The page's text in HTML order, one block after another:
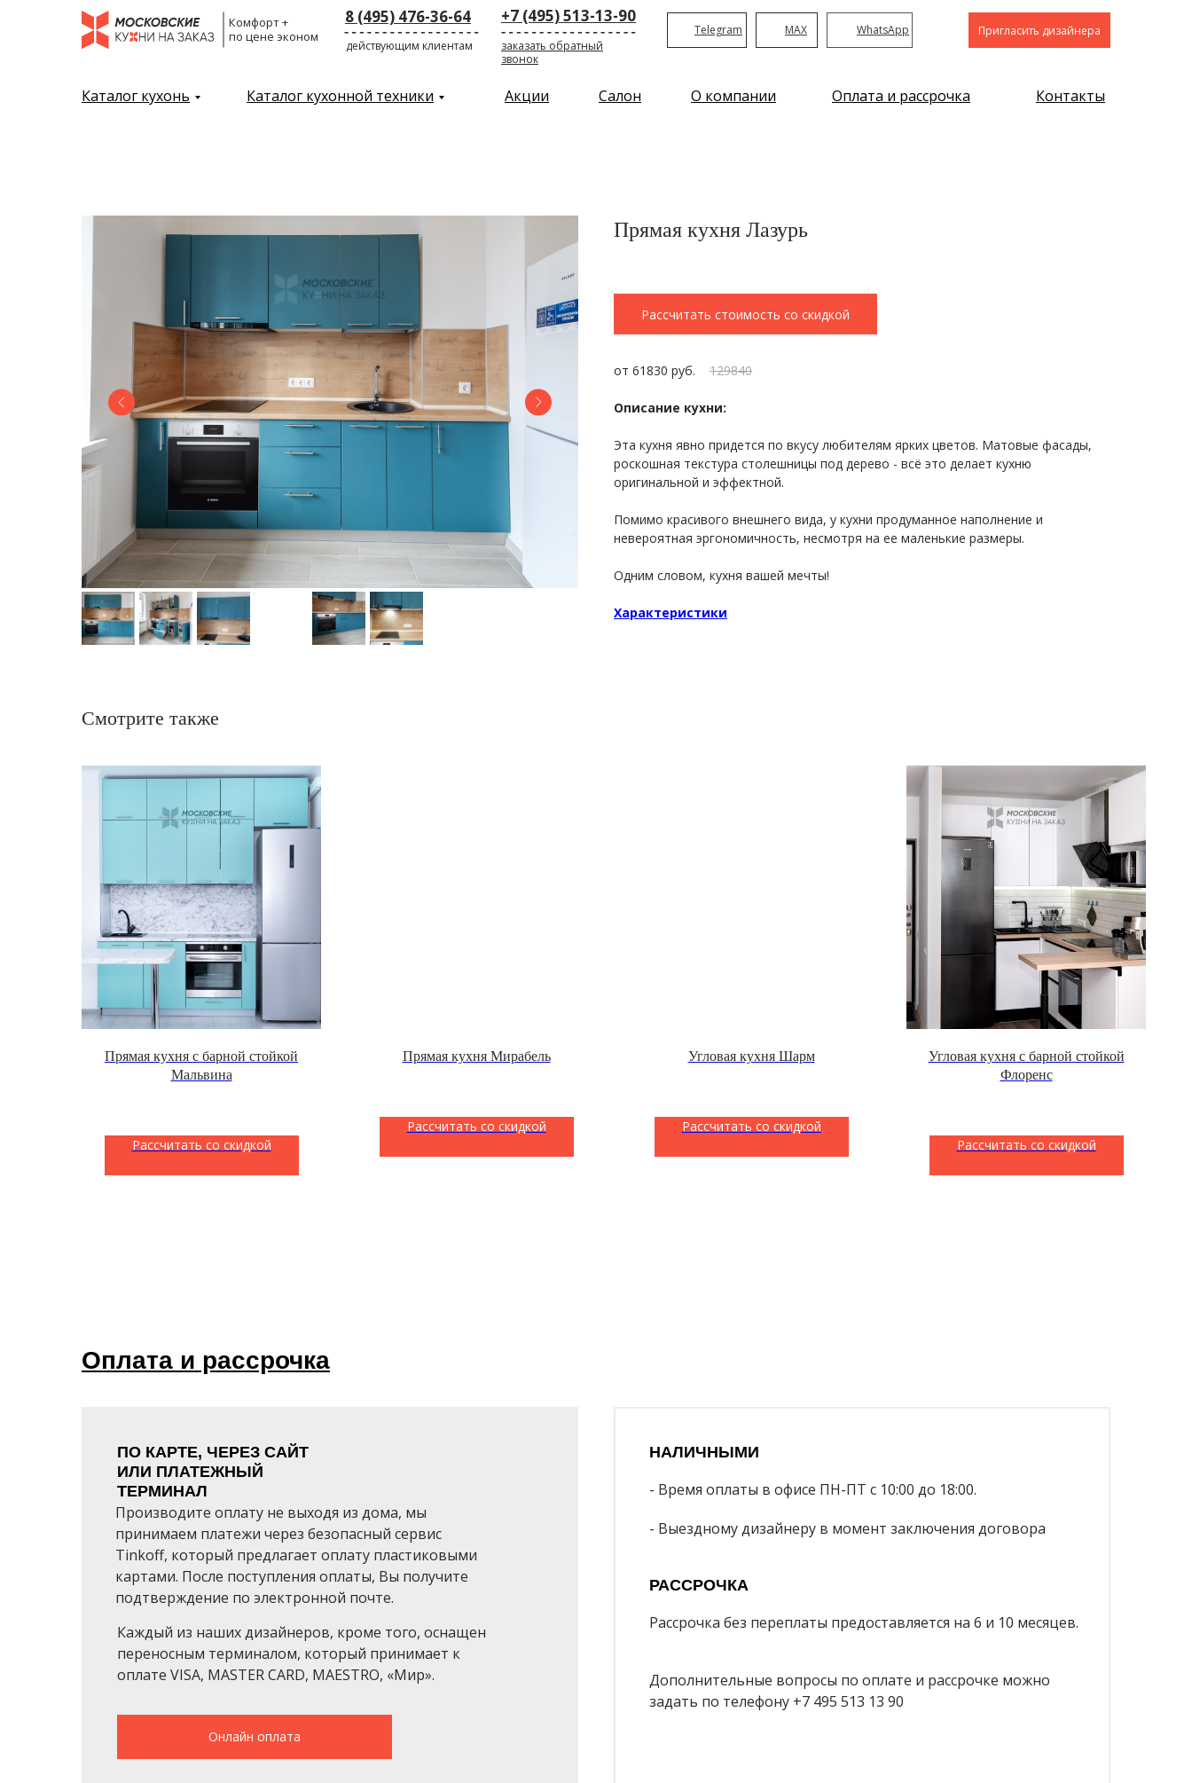
Комфорт +
по цене эконом
+7 (495) 513-13-90
заказать обратный
звонок
Пригласить дизайнера
Каталог кухонь Каталог кухонной техники Салон
Акции Контакты
О компании Оплата и рассрочка
WhatsApp
Telegram MAX
8 (495) 476-36-64
действующим клиентам
Прямая кухня Лазурь
Рассчитать стоимость со скидкой
от 61830 руб. 129840
Описание кухни:
Эта кухня явно придется по вкусу любителям ярких цветов. Матовые фасады,
роскошная текстура столешницы под дерево - всё это делает кухню
оригинальной и эффектной.
Помимо красивого внешнего вида, у кухни продуманное наполнение и
невероятная эргономичность, несмотря на ее маленькие размеры.
Одним словом, кухня вашей мечты!
Характеристики
Смотрите также
Прямая кухня с барной стойкой
Мальвина
Рассчитать со скидкой
Прямая кухня Мирабель
Рассчитать со скидкой
Угловая кухня Шарм
Рассчитать со скидкой
Угловая кухня с барной стойкой
Флоренс
Рассчитать со скидкой
Оплата и рассрочка
ПО КАРТЕ, ЧЕРЕЗ САЙТ
ИЛИ ПЛАТЕЖНЫЙ
ТЕРМИНАЛ
Производите оплату не выходя из дома, мы
принимаем платежи через безопасный сервис
Tinkoff, который предлагает оплату пластиковыми
картами. После поступления оплаты, Вы получите
подтверждение по электронной почте.
Каждый из наших дизайнеров, кроме того, оснащен
переносным терминалом, который принимает к
оплате VISA, MASTER CARD, MAESTRO, «Мир».
НАЛИЧНЫМИ
- Выездному дизайнеру в момент заключения договора
- Время оплаты в офисе ПН-ПТ с 10:00 до 18:00.
РАССРОЧКА
Рассрочка без переплаты предоставляется на 6 и 10 месяцев.
Дополнительные вопросы по оплате и рассрочке можно
задать по телефону +7 495 513 13 90
Онлайн оплата